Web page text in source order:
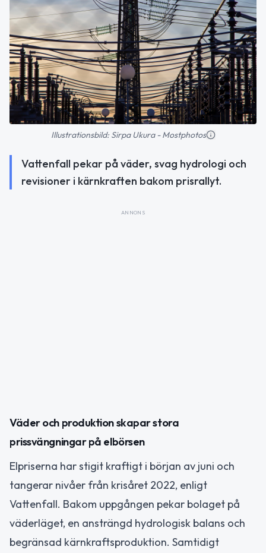
Illustrationsbild: Sirpa Ukura - Mostphotos
Vattenfall pekar på väder, svag hydrologi och
revisioner i kärnkraften bakom prisrallyt.
ANNONS
Väder och produktion skapar stora
prissvängningar på elbörsen
Elpriserna har stigit kraftigt i början av juni och
tangerar nivåer från krisåret 2022, enligt
Vattenfall. Bakom uppgången pekar bolaget på
väderläget, en ansträngd hydrologisk balans och
begränsad kärnkraftsproduktion. Samtidigt